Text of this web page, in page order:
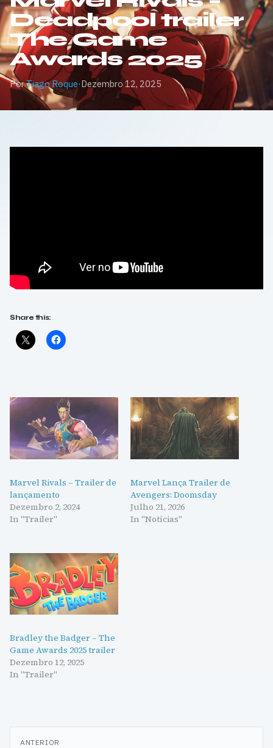
Deadpool trailer
The Game
Awards 2025
PorTiago Roque·Dezembro 12, 2025
Share this:
Marvel Rivals – Trailer de
lançamento
Dezembro 2, 2024
In "Trailer"
Marvel Lança Trailer de
Avengers: Doomsday
Julho 21, 2026
In "Notícias"
Bradley the Badger – The
Game Awards 2025 trailer
Dezembro 12, 2025
In "Trailer"
Navegação
ANTERIOR